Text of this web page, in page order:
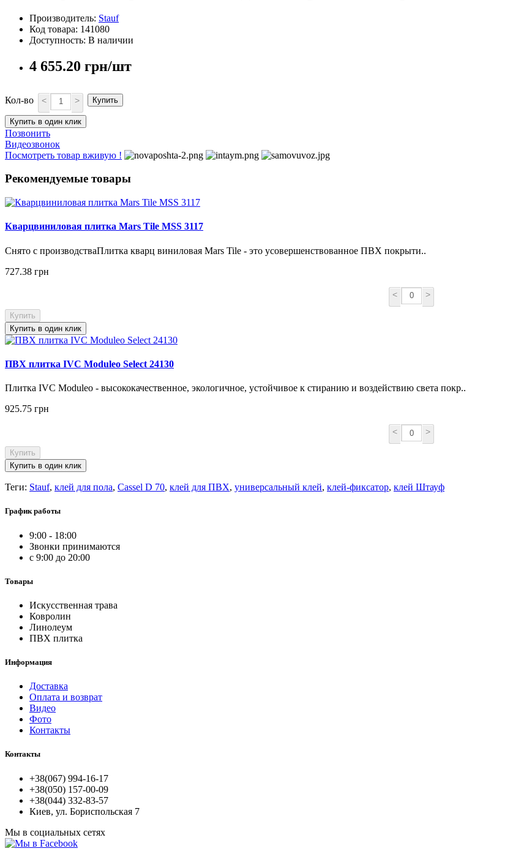
Производитель: Stauf
Код товара: 141080
Доступность: В наличии
4 655.20 грн/шт
Кол-во < > Купить
Купить в один клик
Позвонить
Видеозвонок
Посмотреть товар вживую !
Рекомендуемые товары
Кварцвиниловая плитка Mars Tile MSS 3117
Снято с производстваПлитка кварц виниловая Mars Tile - это усовершенствованное ПВХ покрыти..
727.38 грн
< >
Купить
Купить в один клик
ПВХ плитка IVC Moduleo Select 24130
Плитка IVC Moduleo - высококачественное, экологичное, устойчивое к стиранию и воздействию света покр..
925.75 грн
< >
Купить
Купить в один клик
Теги: Stauf, клей для пола, Cassel D 70, клей для ПВХ, универсальный клей, клей-фиксатор, клей Штауф
График работы
9:00 - 18:00
Звонки принимаются
с 9:00 до 20:00
Товары
Искусственная трава
Ковролин
Линолеум
ПВХ плитка
Информация
Доставка
Оплата и возврат
Видео
Фото
Контакты
Контакты
+38(067) 994-16-17
+38(050) 157-00-09
+38(044) 332-83-57
Киев, ул. Бориспольская 7
Мы в социальных сетях